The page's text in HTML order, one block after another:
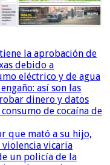
la aprobación de
debido a
eléctrico y de agua
así son las
dinero y datos
de cocaína de
que mató a su hijo,
violencia vicaria
un policía de la